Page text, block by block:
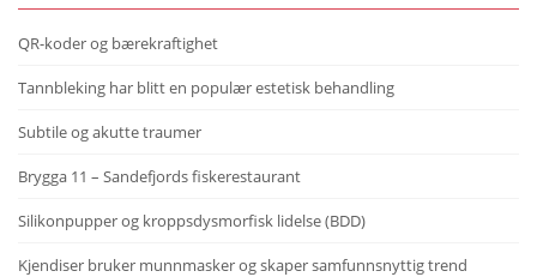
QR-koder og bærekraftighet
Tannbleking har blitt en populær estetisk behandling
Subtile og akutte traumer
Brygga 11 – Sandefjords fiskerestaurant
Silikonpupper og kroppsdysmorfisk lidelse (BDD)
Kjendiser bruker munnmasker og skaper samfunnsnyttig trend